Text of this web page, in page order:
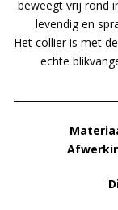
beweegt vrij rond
levendig en
Het collier is met
echte